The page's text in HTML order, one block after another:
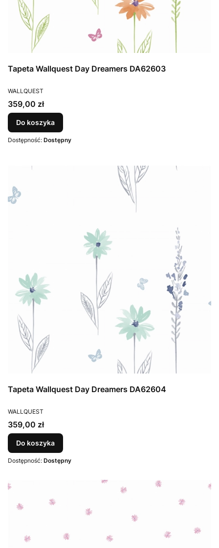
Tapeta Wallquest Day Dreamers DA62603
PRODUCENT
WALLQUEST
Cena
359,00 zł
Do koszyka
Dostępność: Dostępny
Tapeta Wallquest Day Dreamers DA62604
PRODUCENT
WALLQUEST
Cena
359,00 zł
Do koszyka
Dostępność: Dostępny